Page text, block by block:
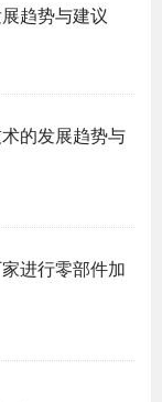
趋势与建议
的发展趋势与
进行零部件加